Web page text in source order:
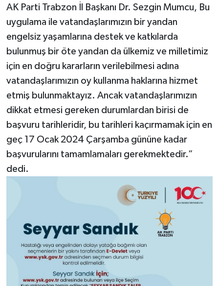
AK Parti Trabzon İl Başkanı Dr. Sezgin Mumcu, Bu
uygulama ile vatandaşlarımızın bir yandan
engelsiz yaşamlarına destek ve katkılarda
bulunmuş bir öte yandan da ülkemiz ve milletimiz
için en doğru kararların verilebilmesi adına
vatandaşlarımızın oy kullanma haklarına hizmet
etmiş bulunmaktayız. Ancak vatandaşlarımızın
dikkat etmesi gereken durumlardan birisi de
başvuru tarihleridir, bu tarihleri kaçırmamak için en
geç 17 Ocak 2024 Çarşamba gününe kadar
başvurularını tamamlamaları gerekmektedir.”
dedi.